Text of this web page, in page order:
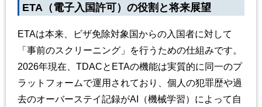
ETA（電子入国許可）の役割と将来展望
ETAは本来、ビザ免除対象国からの入国者に対して
「事前のスクリーニング」を行うための仕組みです。
2026年現在、TDACとETAの機能は実質的に同一のプ
ラットフォームで運用されており、個人の犯罪歴や過
去のオーバーステイ記録がAI（機械学習）によって自